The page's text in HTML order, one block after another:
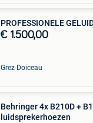
PROFESSIONELE
€ 1.500,00
Grez-Doiceau
Behringer 4x B210D +
luidsprekerhoezen